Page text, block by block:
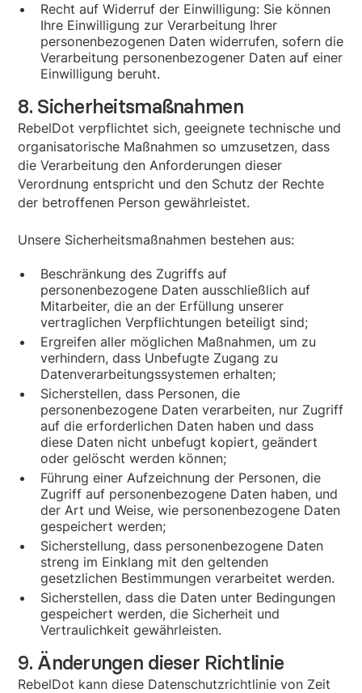
Recht auf Widerruf der Einwilligung: Sie können
Ihre Einwilligung zur Verarbeitung Ihrer
personenbezogenen Daten widerrufen, sofern die
Verarbeitung personenbezogener Daten auf einer
Einwilligung beruht.
8. Sicherheitsmaßnahmen
RebelDot verpflichtet sich, geeignete technische und
organisatorische Maßnahmen so umzusetzen, dass
die Verarbeitung den Anforderungen dieser
Verordnung entspricht und den Schutz der Rechte
der betroffenen Person gewährleistet.
Unsere Sicherheitsmaßnahmen bestehen aus:
Beschränkung des Zugriffs auf
personenbezogene Daten ausschließlich auf
Mitarbeiter, die an der Erfüllung unserer
vertraglichen Verpflichtungen beteiligt sind;
Ergreifen aller möglichen Maßnahmen, um zu
verhindern, dass Unbefugte Zugang zu
Datenverarbeitungssystemen erhalten;
Sicherstellen, dass Personen, die
personenbezogene Daten verarbeiten, nur Zugriff
auf die erforderlichen Daten haben und dass
diese Daten nicht unbefugt kopiert, geändert
oder gelöscht werden können;
Führung einer Aufzeichnung der Personen, die
Zugriff auf personenbezogene Daten haben, und
der Art und Weise, wie personenbezogene Daten
gespeichert werden;
Sicherstellung, dass personenbezogene Daten
streng im Einklang mit den geltenden
gesetzlichen Bestimmungen verarbeitet werden.
Sicherstellen, dass die Daten unter Bedingungen
gespeichert werden, die Sicherheit und
Vertraulichkeit gewährleisten.
9. Änderungen dieser Richtlinie
RebelDot kann diese Datenschutzrichtlinie von Zeit